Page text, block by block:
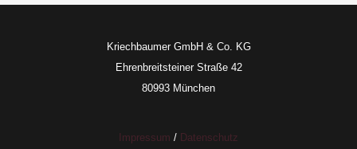
Kriechbaumer GmbH & Co. KG
Ehrenbreitsteiner Straße 42
80993 München
Impressum / Datenschutz